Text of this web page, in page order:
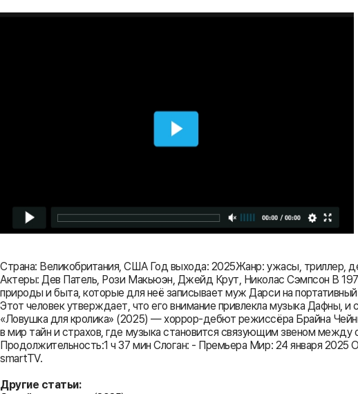
Страна: Великобритания, США Год выхода: 2025Жанр: ужасы, триллер,
Актеры: Дев Патель, Рози Макьюэн, Джейд Крут, Николас Сэмпсон В
природы и быта, которые для неё записывает муж Дарси на
Этот человек утверждает, что его внимание привлекла музыка Дафны,
«Ловушка для кролика» (2025) — хоррор-дебют режиссёра Брайна
в мир тайн и страхов, где музыка становится связующим звеном
Продолжительность:1 ч 37 мин Слоган: - Премьера Мир: 24 января 2025
smartTV.
Другие статьи: